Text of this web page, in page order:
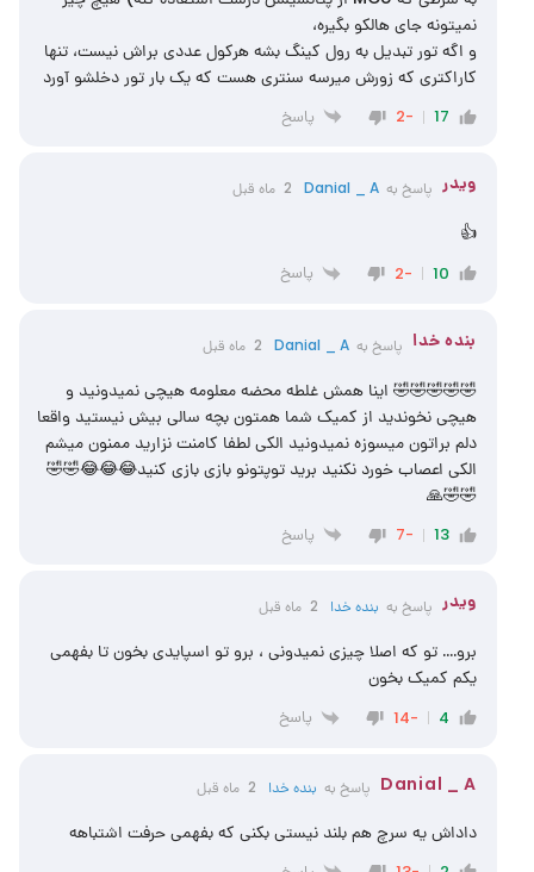
نمیتونه جای هالکو بگیره،
و اگه تور تبدیل به رول کینگ بشه هرکول عددی براش نیست، تنها
کاراکتری که زورش میرسه سنتری هست که یک بار تور دخلشو آورد
17
-2 پاسخ
ویدر پاسخ به Danial _ A 2 ماه قبل
👍
10
-2 پاسخ
‌‌بنده خدا پاسخ به Danial _ A 2 ماه قبل
🤣🤣🤣🤣🤣 اینا همش غلطه محضه معلومه هیچی نمیدونید و
هیچی نخوندید از کمیک شما همتون بچه سالی بیش نیستید واقعا
دلم براتون میسوزه نمیدونید الکی لطفا کامنت نزارید ممنون میشم
الکی اعصاب خورد نکنید برید توپتونو بازی بازی کنید😂😂😂🤣🤣
🤣🤣🙏
13
-7 پاسخ
ویدر پاسخ به ‌‌بنده خدا 2 ماه قبل
برو…. تو که اصلا چیزی نمیدونی ، برو تو اسپایدی بخون تا بفهمی
یکم کمیک بخون
4
-14 پاسخ
Danial _ A پاسخ به ‌‌بنده خدا 2 ماه قبل
داداش یه سرچ هم بلند نیستی بکنی که بفهمی حرفت اشتباهه